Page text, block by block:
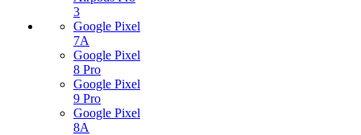
3
Google Pixel
7А
Google Pixel
8 Pro
Google Pixel
9 Pro
Google Pixel
8A